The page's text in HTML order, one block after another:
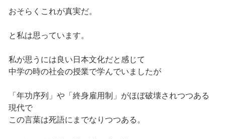
おそらくこれが真実だ。
と私は思っています。
私が思うには良い日本文化だと感じて
中学の時の社会の授業で学んでいましたが
「年功序列」や「終身雇用制」がほぼ破壊されつつある
現代で
この言葉は死語にまでなりつつある。